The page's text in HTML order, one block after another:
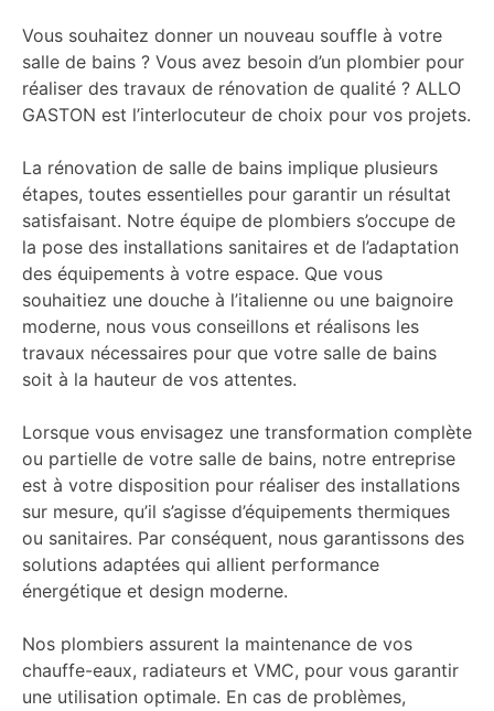
Vous souhaitez donner un nouveau souffle à votre
salle de bains ? Vous avez besoin d’un plombier pour
réaliser des travaux de rénovation de qualité ? ALLO
GASTON est l’interlocuteur de choix pour vos projets.
La rénovation de salle de bains implique plusieurs
étapes, toutes essentielles pour garantir un résultat
satisfaisant. Notre équipe de plombiers s’occupe de
la pose des installations sanitaires et de l’adaptation
des équipements à votre espace. Que vous
souhaitiez une douche à l’italienne ou une baignoire
moderne, nous vous conseillons et réalisons les
travaux nécessaires pour que votre salle de bains
soit à la hauteur de vos attentes.
Lorsque vous envisagez une transformation complète
ou partielle de votre salle de bains, notre entreprise
est à votre disposition pour réaliser des installations
sur mesure, qu’il s’agisse d’équipements thermiques
ou sanitaires. Par conséquent, nous garantissons des
solutions adaptées qui allient performance
énergétique et design moderne.
Nos plombiers assurent la maintenance de vos
chauffe-eaux, radiateurs et VMC, pour vous garantir
une utilisation optimale. En cas de problèmes,